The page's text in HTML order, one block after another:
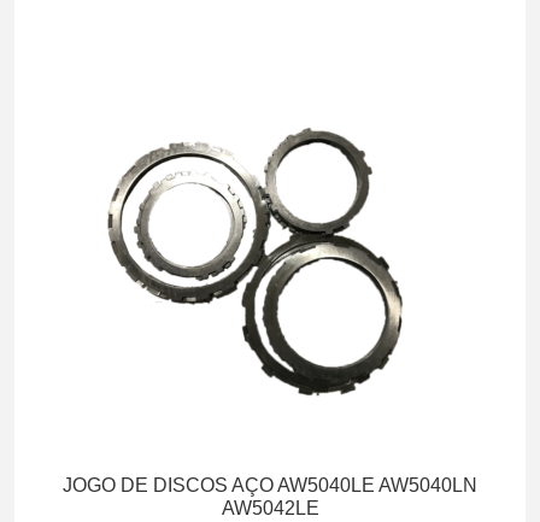
JOGO DE DISCOS AÇO AW5040LE AW5040LN
AW5042LE